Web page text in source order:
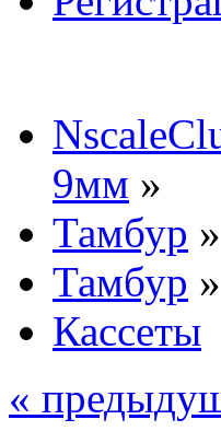
9мм »
Тамбур »
Тамбур »
Кассеты
«